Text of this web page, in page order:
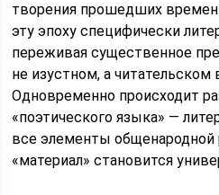
творения прошедших
эту эпоху специфически
переживая существенное
не изустном, а читательском
Одновременно происходит
«поэтического языка» —
все элементы общенародной
«материал» становится